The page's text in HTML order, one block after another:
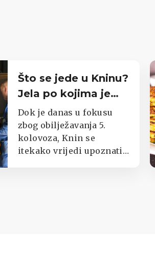
Što se jede u Kninu?
Jela po kojima je
poznat cijeli kraj
Dok je danas u fokusu
zbog obilježavanja 5.
kolovoza, Knin se
itekako vrijedi upoznati i